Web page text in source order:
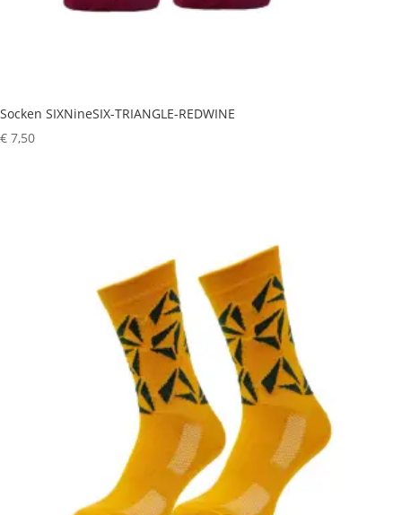
Socken SIXNineSIX-TRIANGLE-REDWINE
€ 7,50